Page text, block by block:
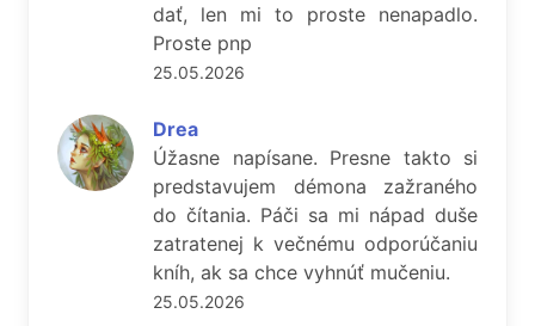
dať, len mi to proste nenapadlo.
Proste pnp
25.05.2026
Drea
Úžasne napísane. Presne takto si
predstavujem démona zažraného
do čítania. Páči sa mi nápad duše
zatratenej k večnému odporúčaniu
kníh, ak sa chce vyhnúť mučeniu.
25.05.2026